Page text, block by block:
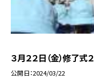
３月２２日（金）修了式２
公開日 2024/03/22